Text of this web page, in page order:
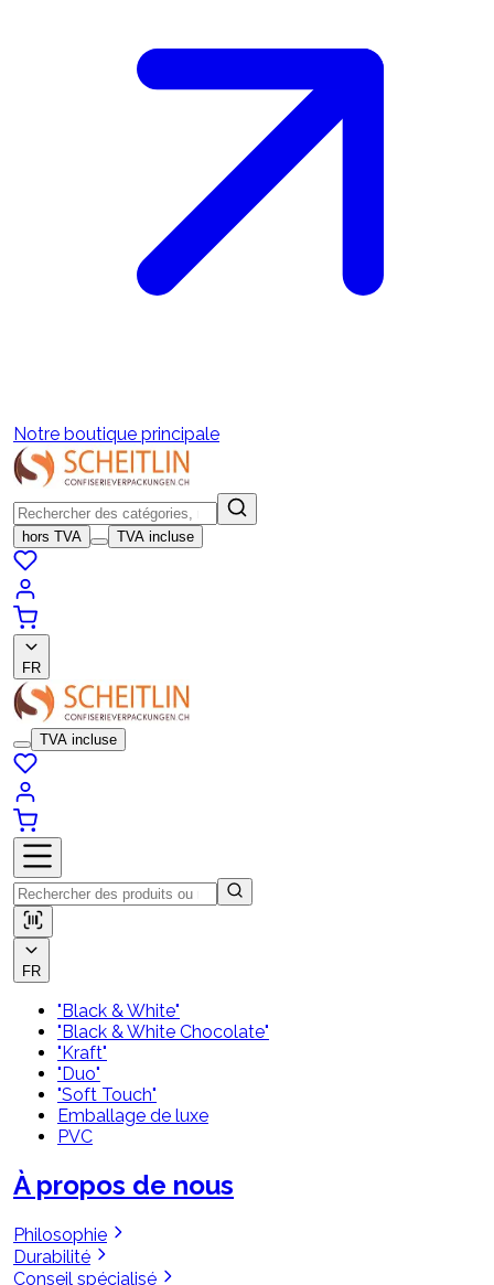
Notre boutique principale
hors TVA TVA incluse
FR
TVA incluse
FR
"Black & White"
"Black & White Chocolate"
"Kraft"
"Duo"
"Soft Touch"
Emballage de luxe
PVC
À propos de nous
Philosophie
Durabilité
Conseil spécialisé